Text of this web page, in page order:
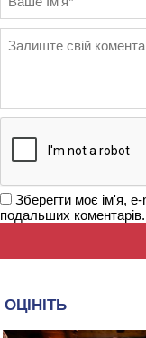
Зберегти моє ім'я,
подальших коментарів.